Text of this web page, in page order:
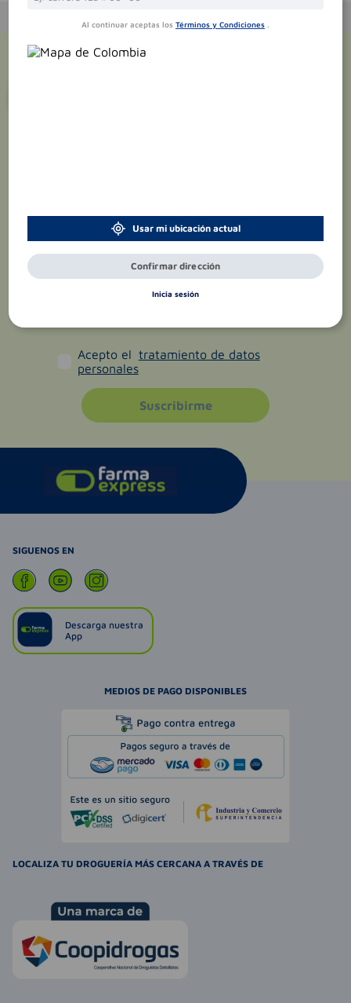
Acepto el tratamiento de datos
personales
Suscribirme
SIGUENOS EN
Descarga nuestra
App
MEDIOS DE PAGO DISPONIBLES
LOCALIZA TU DROGUERÍA MÁS CERCANA A TRAVÉS DE
Al continuar aceptas los Términos y Condiciones .
Usar mi ubicación actual
Confirmar dirección
Inicia sesión